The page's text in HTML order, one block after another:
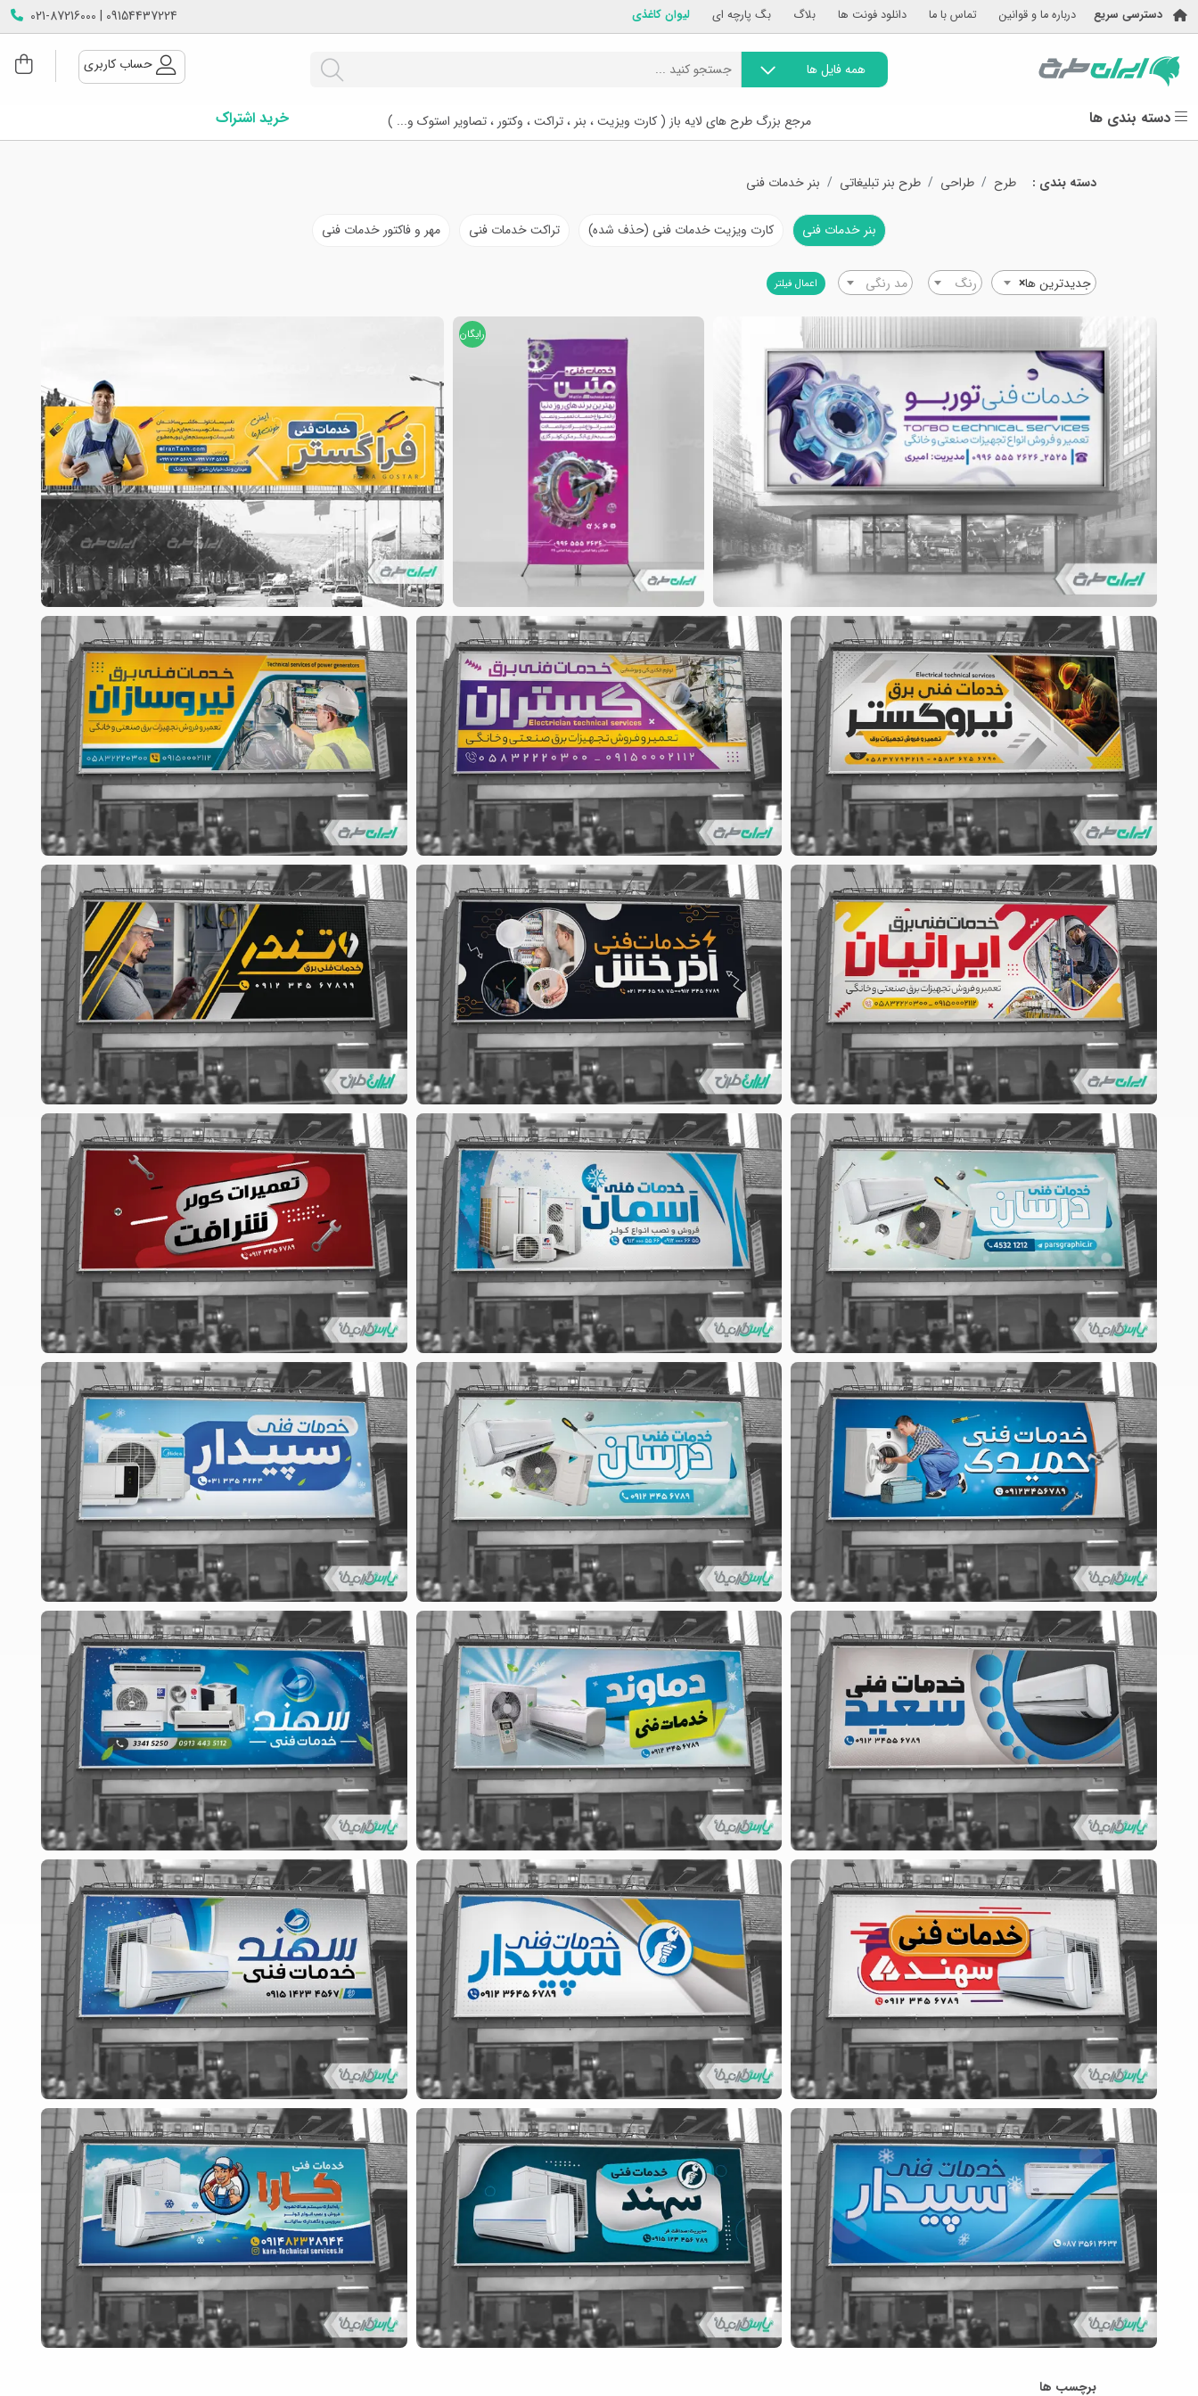
دسترسی سریع درباره ما و قوانین تماس با ما دانلود فونت ها بلاگ بگ پارچه ای لیوان کاغذی 09154437224 | 021-87216000
همه فایل ها حساب کاربری
دسته بندی ها مرجع بزرگ طرح های لایه باز ( کارت ویزیت ، بنر ، تراکت ، وکتور ، تصاویر استوک و... ) خرید اشتراک
دسته بندی : طرح طراحی طرح بنر تبلیغاتی بنر خدمات فنی
بنر خدمات فنی کارت ویزیت خدمات فنی (حذف شده) تراکت خدمات فنی مهر و فاکتور خدمات فنی
×جدیدترین ها رنگ مد رنگی اعمال فیلتر
رایگان
برچسب ها